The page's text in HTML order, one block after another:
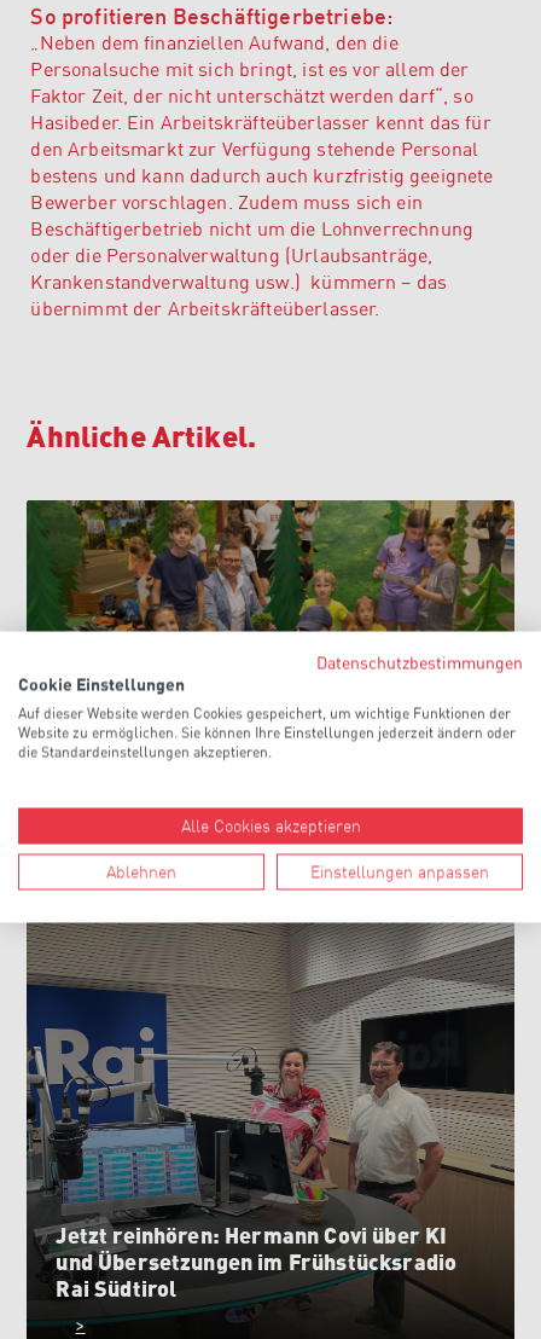
So profitieren Beschäftigerbetriebe:
„Neben dem finanziellen Aufwand, den die
Personalsuche mit sich bringt, ist es vor allem der
Faktor Zeit, der nicht unterschätzt werden darf“, so
Hasibeder. Ein Arbeitskräfteüberlasser kennt das für
den Arbeitsmarkt zur Verfügung stehende Personal
bestens und kann dadurch auch kurzfristig geeignete
Bewerber vorschlagen. Zudem muss sich ein
Beschäftigerbetrieb nicht um die Lohnverrechnung
oder die Personalverwaltung (Urlaubsanträge,
Krankenstandverwaltung usw.) kümmern – das
übernimmt der Arbeitskräfteüberlasser.
Ähnliche Artikel.
Berufe zum Anfassen: Gewerbliche
Dienstleister begeistern Kinder auf der
Weltenbummler-Messe
Jetzt reinhören: Hermann Covi über KI
und Übersetzungen im Frühstücksradio
Rai Südtirol
>
Datenschutzbestimmungen
Cookie Einstellungen
Auf dieser Website werden Cookies gespeichert, um wichtige Funktionen der
Website zu ermöglichen. Sie können Ihre Einstellungen jederzeit ändern oder
die Standardeinstellungen akzeptieren.
Alle Cookies akzeptieren
Ablehnen Einstellungen anpassen